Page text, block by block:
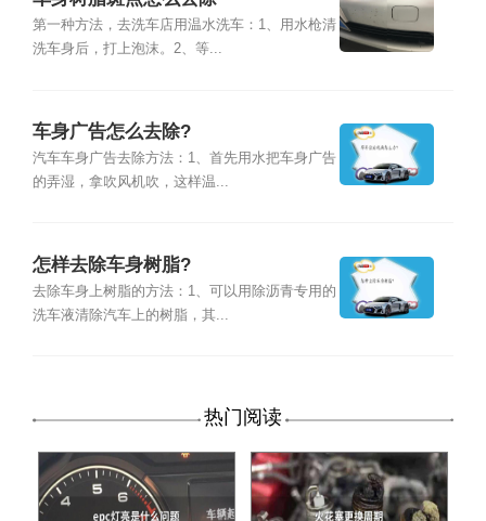
第一种方法，去洗车店用温水洗车：1、用水枪清
洗车身后，打上泡沫。2、等...
车身广告怎么去除?
汽车车身广告去除方法：1、首先用水把车身广告
的弄湿，拿吹风机吹，这样温...
怎样去除车身树脂?
去除车身上树脂的方法：1、可以用除沥青专用的
洗车液清除汽车上的树脂，其...
热门阅读